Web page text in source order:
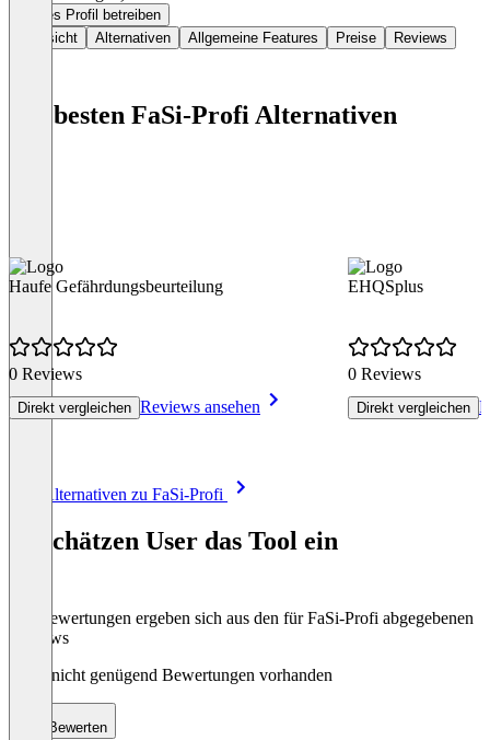
Dieses Profil betreiben
Übersicht
Alternativen Allgemeine Features Preise Reviews
Die besten FaSi-Profi Alternativen
Haufe Gefährdungsbeurteilung
0 Reviews
Direkt vergleichen Reviews ansehen
EHQSplus
0 Reviews
Direkt vergleichen
Alle Alternativen zu FaSi-Profi
So schätzen User das Tool ein
Die Bewertungen ergeben sich aus den für FaSi-Profi abgegebenen
Reviews
Noch nicht genügend Bewertungen vorhanden
Bewerten